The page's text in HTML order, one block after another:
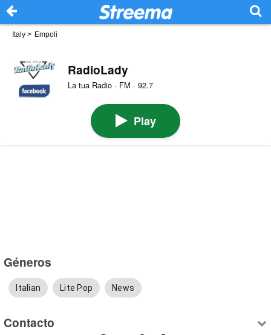
Italy > Empoli
RadioLady
La tua Radio · FM · 92.7
Play
Géneros
Italian Lite Pop News
Contacto